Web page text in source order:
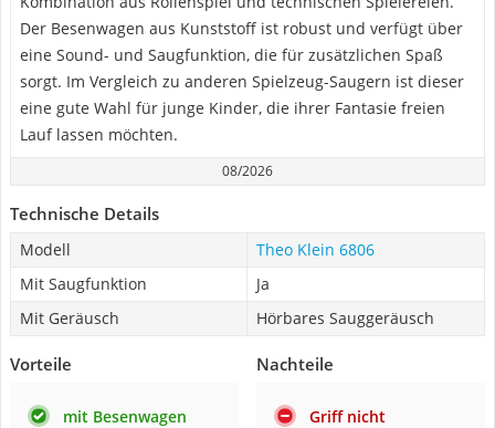
Der Besenwagen aus Kunststoff ist robust und verfügt über
eine Sound- und Saugfunktion, die für zusätzlichen Spaß
sorgt. Im Vergleich zu anderen Spielzeug-Saugern ist dieser
eine gute Wahl für junge Kinder, die ihrer Fantasie freien
Lauf lassen möchten.
08/2026
Technische Details
Modell
Theo Klein 6806
Mit Saugfunktion
Ja
Mit Geräusch
Hörbares Sauggeräusch
Vorteile
mit Besenwagen
Nachteile
Griff nicht